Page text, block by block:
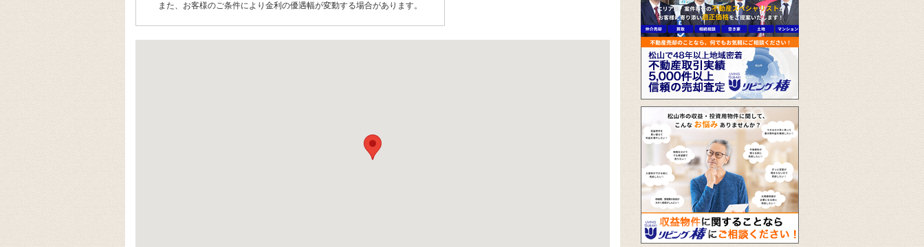
また、お客様のご条件により金利の優遇幅が変動する場合があります。